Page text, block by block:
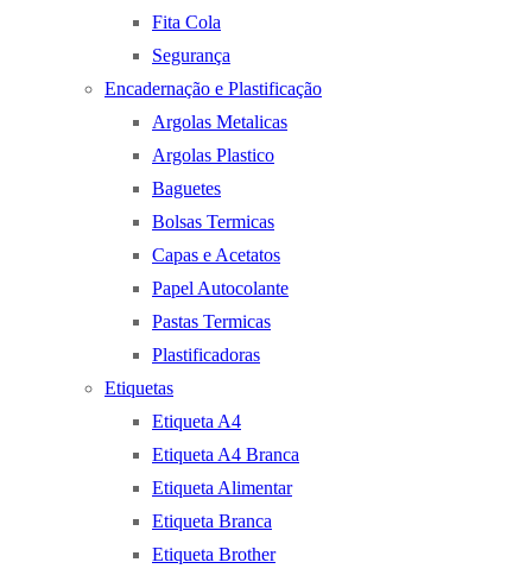
Fita Cola
Segurança
Encadernação e Plastificação
Argolas Metalicas
Argolas Plastico
Baguetes
Bolsas Termicas
Capas e Acetatos
Papel Autocolante
Pastas Termicas
Plastificadoras
Etiquetas
Etiqueta A4
Etiqueta A4 Branca
Etiqueta Alimentar
Etiqueta Branca
Etiqueta Brother